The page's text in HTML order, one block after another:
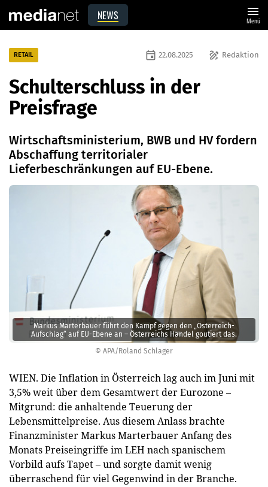
NEWS menu
Menü
© APA/Roland Schlager
Markus Marterbauer führt den Kampf gegen den „Österreich-
Aufschlag“ auf EU-Ebene an – Österreichs Handel goutiert das.
RETAIL draw Redaktion
event 22.08.2025
Schulterschluss in der
Preisfrage
Wirtschaftsministerium, BWB und HV fordern
Abschaffung territorialer
Lieferbeschränkungen auf EU-Ebene.
WIEN. Die Inflation in Österreich lag auch im Juni mit
3,5% weit über dem Gesamtwert der Eurozone –
Mitgrund: die anhaltende Teuerung der
Lebensmittelpreise. Aus diesem Anlass brachte
Finanzminister Markus Marterbauer Anfang des
Monats Preiseingriffe im LEH nach spanischem
Vorbild aufs Tapet – und sorgte damit wenig
überraschend für viel Gegenwind in der Branche.